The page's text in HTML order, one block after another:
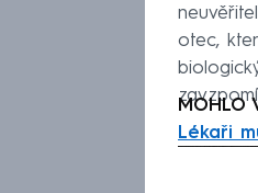
otec,
MOHLO
Lékaři